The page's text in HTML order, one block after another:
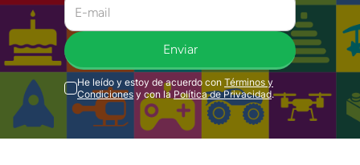
Enviar
He leído y estoy de acuerdo con Términos y
Condiciones y con la Política de Privacidad.